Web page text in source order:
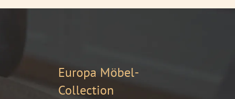
Europa Möbel-
Collection